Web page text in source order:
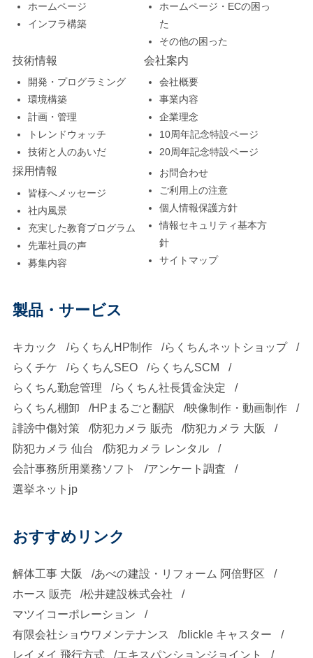
ホームページ
インフラ構築
ホームページ・ECの困っ
た
その他の困った
技術情報
開発・プログラミング
環境構築
計画・管理
トレンドウォッチ
技術と人のあいだ
会社案内
会社概要
事業内容
企業理念
10周年記念特設ページ
20周年記念特設ページ
採用情報
皆様へメッセージ
社内風景
充実した教育プログラム
先輩社員の声
募集内容
お問合わせ
ご利用上の注意
個人情報保護方針
情報セキュリティ基本方
針
サイトマップ
製品・サービス
キカック らくちんHP制作
らくちんネットショップ
らくチケ
らくちんSEO
らくちんSCM
らくちん勤怠管理
らくちん社長賃金決定
らくちん棚卸
HPまるごと翻訳
映像制作・動画制作
誹謗中傷対策
防犯カメラ 販売
防犯カメラ 大阪
防犯カメラ 仙台
防犯カメラ レンタル
会計事務所用業務ソフト
アンケート調査
選挙ネットjp
おすすめリンク
解体工事 大阪
あべの建設・リフォーム 阿倍野区
ホース 販売
松井建設株式会社
マツイコーポレーション
有限会社ショウワメンテナンス
blickle キャスター
レイメイ 飛行方式
エキスパンションジョイント